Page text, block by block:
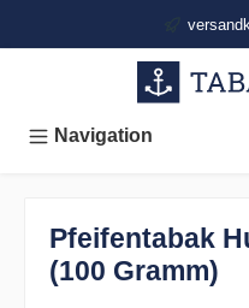
Navigation
Pfeifentabak
(100 Gramm)